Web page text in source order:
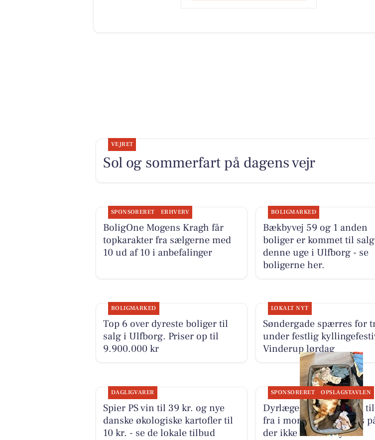
VEJRET
Sol og sommerfart på dagens vejr
SPONSORERET ERHVERV
BoligOne Mogens Kragh får
topkarakter fra sælgerne med
10 ud af 10 i anbefalinger
BOLIGMARKED
Bækbyvej 59 og 1 anden
boliger er kommet til salg
denne uge i Ulfborg - se
boligerne her.
BOLIGMARKED
Top 6 over dyreste boliger til
salg i Ulfborg. Priser op til
9.900.000 kr
LOKALT NYT
Søndergade spærres for
under festlig
Vinderup lørdag
DAGLIGVARER
Spier PS vin til 39 kr. og nye
danske økologiske kartofler til
10 kr. - se de lokale tilbud
SPONSORERET OPSLAGSTAVLEN
Dyrlæge Center Vest er
fra i morgen med fokus
der ikke kan udskydes